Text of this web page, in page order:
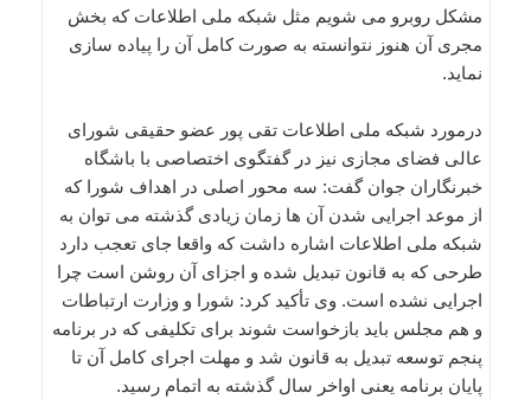
مشکل روبرو می شویم مثل شبکه ملی اطلاعات که بخش
مجری آن هنوز نتوانسته به صورت کامل آن را پیاده سازی
نماید.
درمورد شبکه ملی اطلاعات تقی پور عضو حقیقی شورای
عالی فضای مجازی نیز در گفتگوی اختصاصی با باشگاه
خبرنگاران جوان گفت: سه محور اصلی در اهداف شورا که
از موعد اجرایی شدن آن ها زمان زیادی گذشته می توان به
شبکه ملی اطلاعات اشاره داشت که واقعا جای تعجب دارد
طرحی که به قانون تبدیل شده و اجزای آن روشن است چرا
اجرایی نشده است. وی تأکید کرد: شورا و وزارت ارتباطات
و هم مجلس باید بازخواست شوند برای تکلیفی که در برنامه
پنجم توسعه تبدیل به قانون شد و مهلت اجرای کامل آن تا
پایان برنامه یعنی اواخر سال گذشته به اتمام رسید.